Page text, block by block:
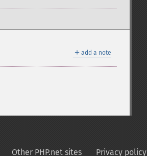
＋ add a note
Other PHP.net sites Privacy policy